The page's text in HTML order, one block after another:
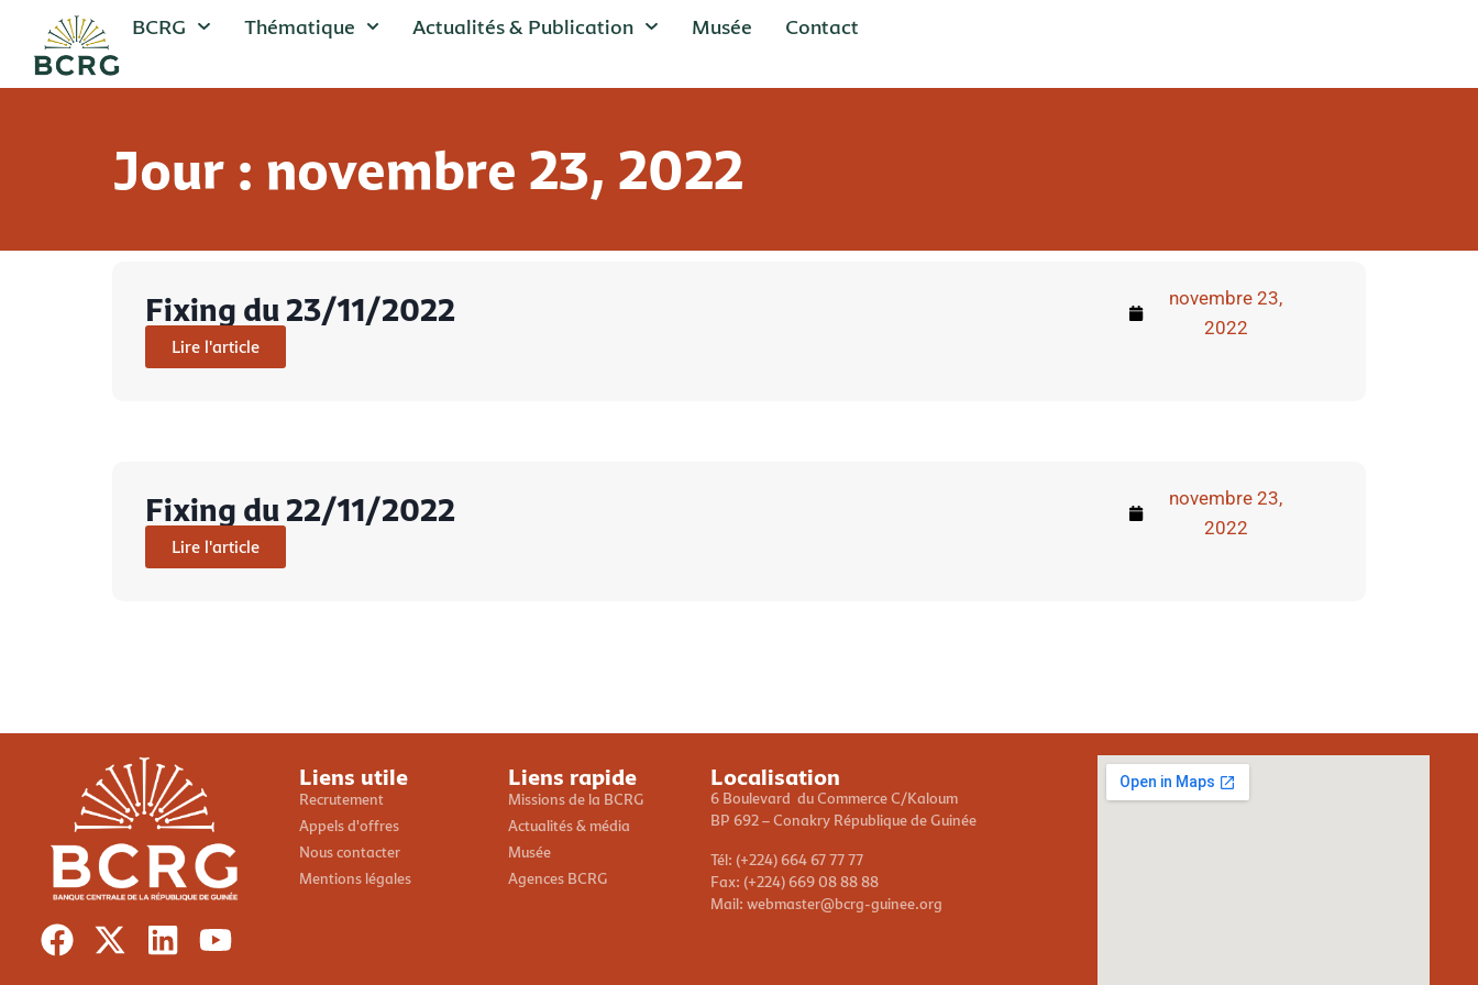
BCRG Thématique Actualités & Publication Musée Contact
Jour : novembre 23, 2022
Fixing du 23/11/2022
Lire l'article
novembre 23,
2022
Fixing du 22/11/2022
Lire l'article
novembre 23,
2022
Liens utile
Recrutement
Appels d'offres
Nous contacter
Mentions légales
Liens rapide
Missions de la BCRG
Actualités & média
Musée
Agences BCRG
Localisation
6 Boulevard du Commerce C/Kaloum
BP 692 – Conakry République de Guinée
Tél: (+224) 664 67 77 77
Fax: (+224) 669 08 88 88
Mail: webmaster@bcrg-guinee.org